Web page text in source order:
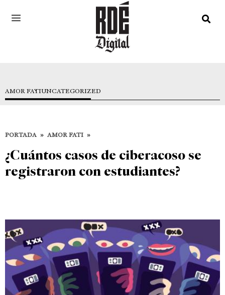
AMOR FATIUNCATEGORIZED
PORTADA » AMOR FATI »
¿Cuántos casos de ciberacoso se
registraron con estudiantes?